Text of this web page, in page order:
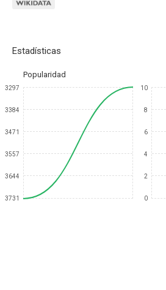
Estadísticas
Popularidad
3297
3384
3471
3557
3644
3731
10
8
6
4
2
0